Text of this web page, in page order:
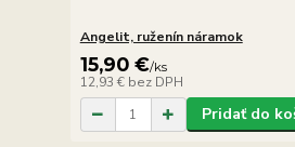
Angelit, ruženín náramok
15,90 €/ks
12,93 € bez DPH
Pridať do